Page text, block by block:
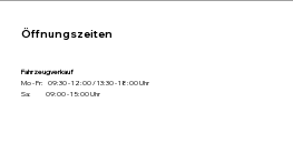
Öffnungszeiten
Fahrzeugverkauf
Mo - Fr: 09:30 - 12:00 / 13:30 - 18:00 Uhr
Sa: 09:00 - 15:00 Uhr